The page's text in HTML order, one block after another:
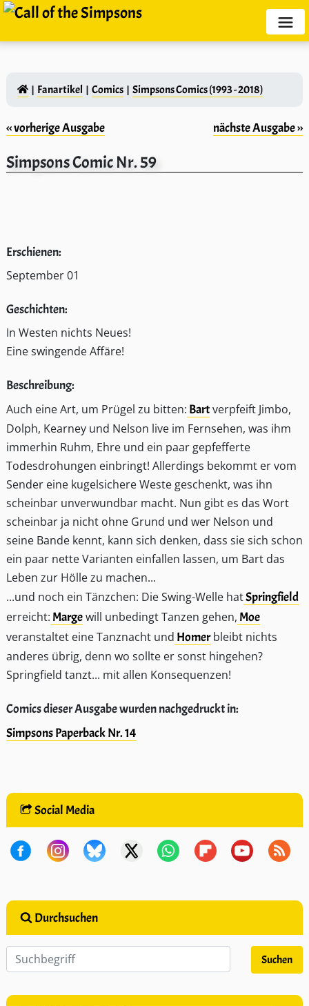
Fanartikel Comics Simpsons Comics (1993 - 2018)
‹‹ vorherige Ausgabe nächste Ausgabe ››
Simpsons Comic Nr. 59
Erschienen:
September 01
Geschichten:
In Westen nichts Neues!
Eine swingende Affäre!
Beschreibung:
Auch eine Art, um Prügel zu bitten: Bartverpfeift Jimbo,
Dolph, Kearney und Nelson live im Fernsehen, was ihm
immerhin Ruhm, Ehre und ein paar gepfefferte
Todesdrohungen einbringt! Allerdings bekommt er vom
Sender eine kugelsichere Weste geschenkt, was ihn
scheinbar unverwundbar macht. Nun gibt es das Wort
scheinbar ja nicht ohne Grund und wer Nelson und
seine Bande kennt, kann sich denken, dass sie sich schon
ein paar nette Varianten einfallen lassen, um Bart das
Leben zur Hölle zu machen...
...und noch ein Tänzchen: Die Swing-Welle hatSpringfield
erreicht: Margewill unbedingt Tanzen gehen, Moe
veranstaltet eine Tanznacht und Homerbleibt nichts
anderes übrig, denn wo sollte er sonst hingehen?
Springfield tanzt... mit allen Konsequenzen!
Comics dieser Ausgabe wurden nachgedruckt in:
Simpsons Paperback Nr. 14
Social Media
Durchsuchen